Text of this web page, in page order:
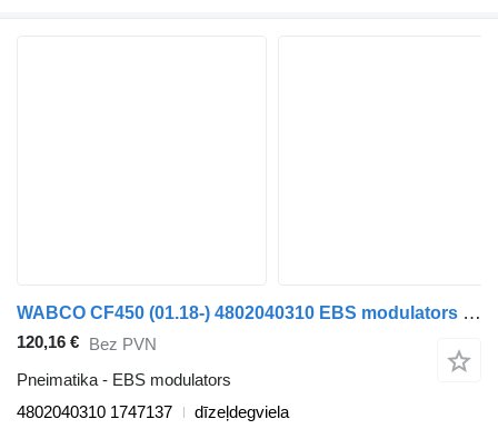
WABCO CF450 (01.18-) 4802040310 EBS modulators paredzēts DAF CF450, CF460 (2017-) vilcēja
120,16 € Bez PVN
Pneimatika - EBS modulators
4802040310 1747137
dīzeļdegviela